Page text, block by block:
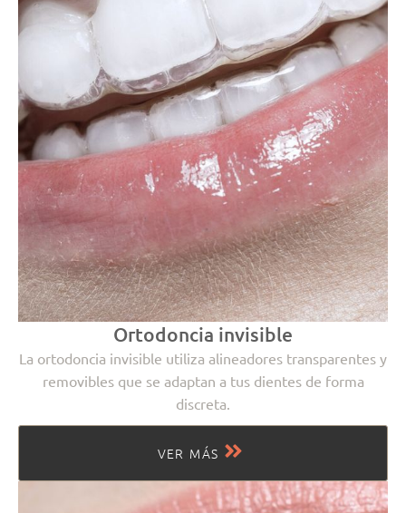
Ortodoncia invisible
La ortodoncia invisible utiliza alineadores transparentes y
removibles que se adaptan a tus dientes de forma
discreta.
VER MÁS